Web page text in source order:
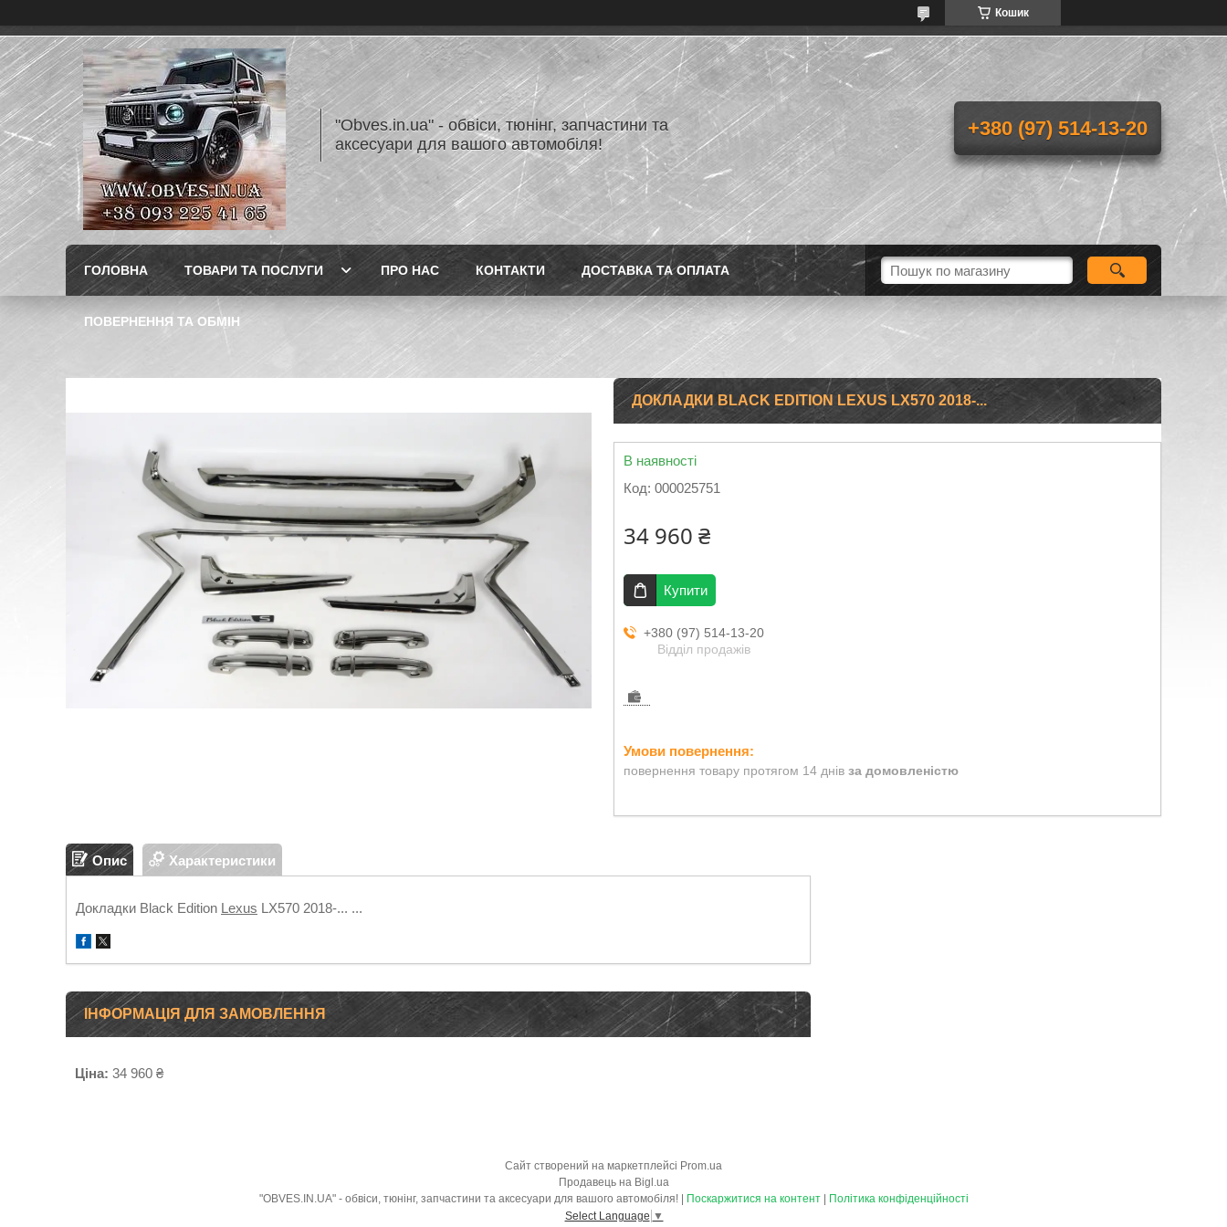
Кошик
"Obves.in.ua" - обвіси, тюнінг, запчастини та
аксесуари для вашого автомобіля!
+380 (97) 514-13-20
ГОЛОВНА ТОВАРИ ТА ПОСЛУГИ ПРО НАС КОНТАКТИ ДОСТАВКА ТА ОПЛАТА
ПОВЕРНЕННЯ ТА ОБМІН
ДОКЛАДКИ BLACK ЕDITION LEXUS LX570 2018-...
В наявності
Код: 000025751
34 960 ₴
Купити
+380 (97) 514-13-20
Відділ продажів
повернення товару протягом 14 днів за домовленістю
Опис Характеристики
Докладки Black Еdition Lexus LX570 2018-... ...
ІНФОРМАЦІЯ ДЛЯ ЗАМОВЛЕННЯ
Ціна: 34 960 ₴
Сайт створений на маркетплейсі Prom.ua
Продавець на Bigl.ua
Поскаржитися на контент
Політика конфіденційності
Select Language ▼